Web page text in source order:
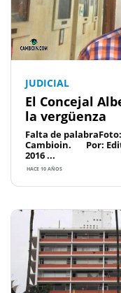
JUDICIAL
El Concejal
la vergüenza
Falta de
Cambioin. Por:
2016 ...
HACE 10 AÑOS